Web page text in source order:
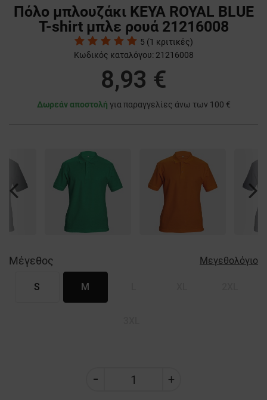
Πόλο μπλουζάκι KEYA ROYAL BLUE
T-shirt μπλε ρουά 21216008
5 (1 κριτικές)
Κωδικός καταλόγου: 21216008
8,93 €
Δωρεάν αποστολή για παραγγελίες άνω των 100 €
Previous
Μέγεθος Μεγεθολόγιο
S M